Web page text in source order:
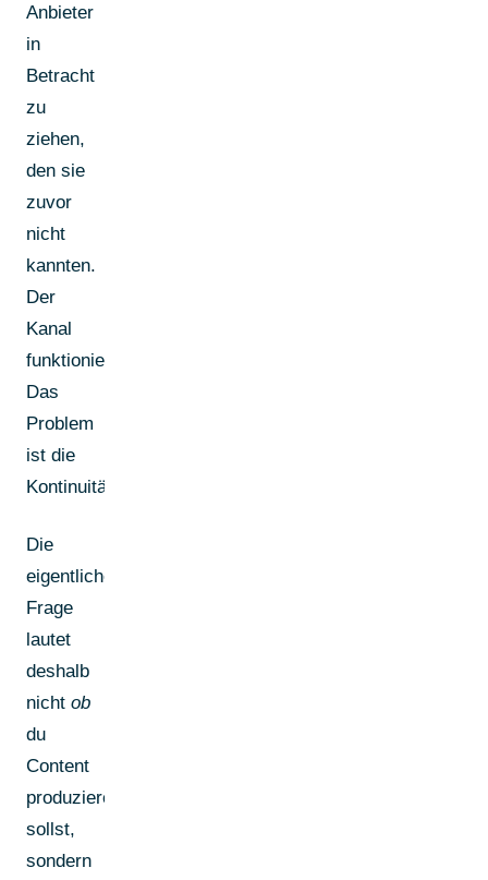
Anbieter
in
Betracht
zu
ziehen,
den sie
zuvor
nicht
kannten.
Der
Kanal
funktioniert.
Das
Problem
ist die
Kontinuität.
Die
eigentliche
Frage
lautet
deshalb
nicht ob
du
Content
produzieren
sollst,
sondern